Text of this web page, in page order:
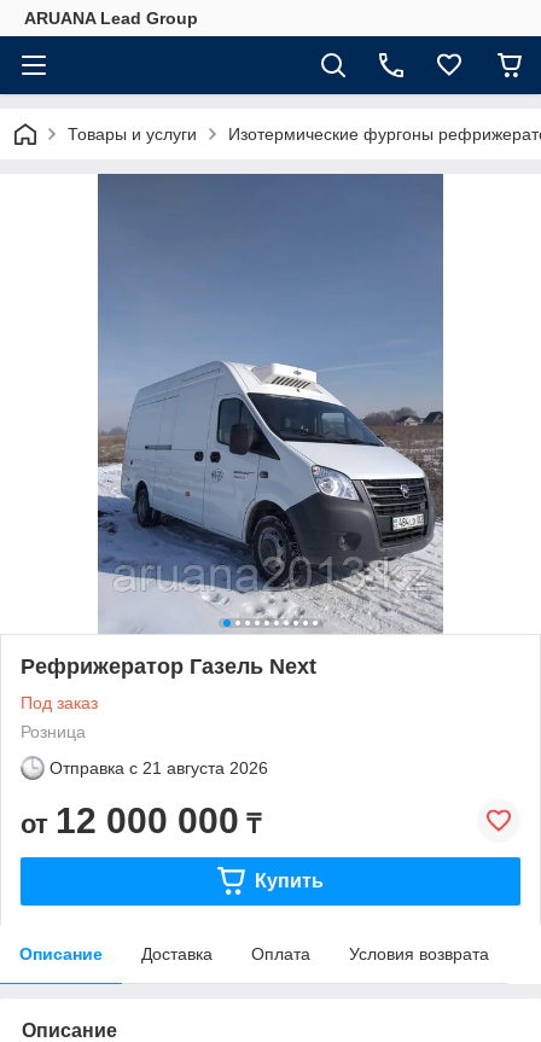
ARUANA Lead Group
Товары и услуги Изотермические фургоны
Рефрижератор Газель Next
Под заказ
Розница
Отправка с 21 августа 2026
от 12 000 000 ₸
Купить
Описание Доставка Оплата Условия возврата
Описание